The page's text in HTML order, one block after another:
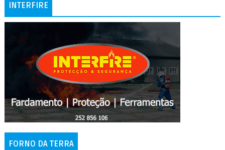
INTERFIRE
FORNO DA TERRA